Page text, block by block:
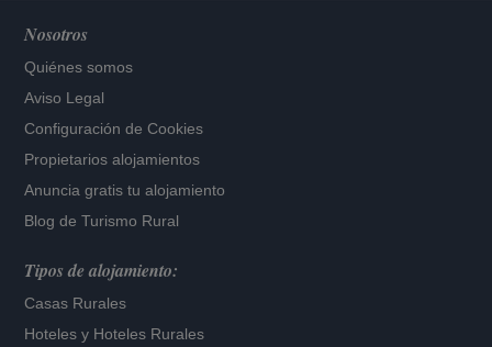
Nosotros
Quiénes somos
Aviso Legal
Configuración de Cookies
Propietarios alojamientos
Anuncia gratis tu alojamiento
Blog de Turismo Rural
Tipos de alojamiento:
Casas Rurales
Hoteles y Hoteles Rurales